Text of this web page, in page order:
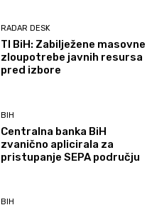
RADAR DESK
TI BiH: Zabilježene masovne
zloupotrebe javnih resursa
pred izbore
BIH
Centralna banka BiH
zvanično aplicirala za
pristupanje SEPA području
BIH